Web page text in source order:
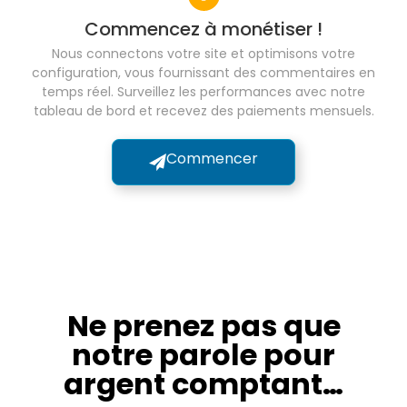
Commencez à monétiser !
Nous connectons votre site et optimisons votre
configuration, vous fournissant des commentaires en
temps réel. Surveillez les performances avec notre
tableau de bord et recevez des paiements mensuels.
Commencer
Ne prenez pas que
notre parole pour
argent comptant…